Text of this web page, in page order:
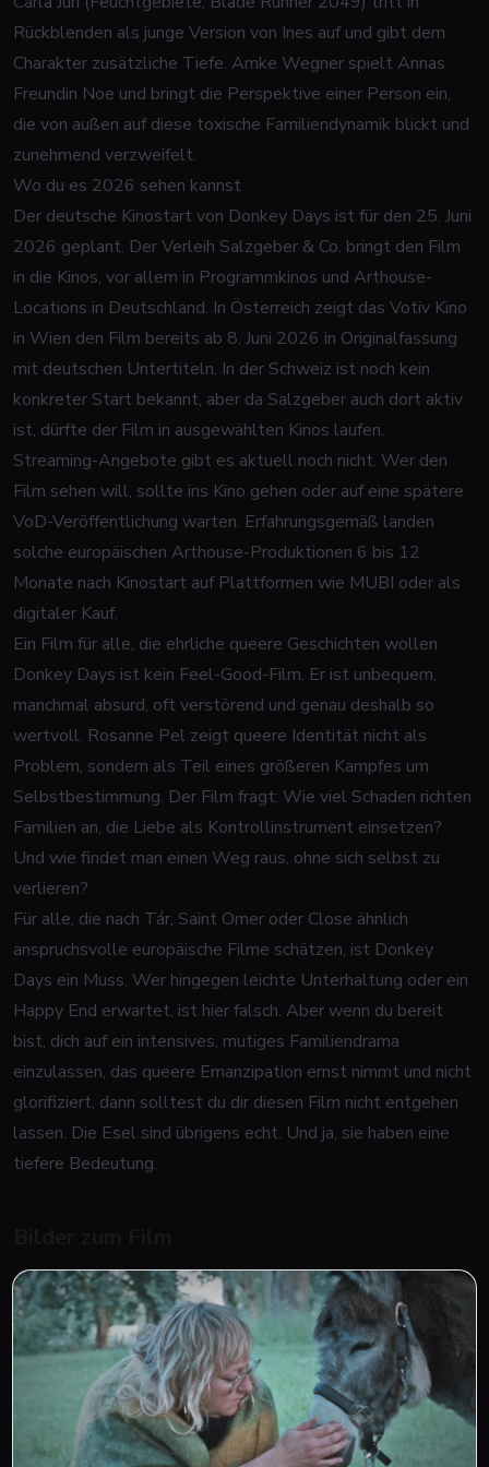
Rückblenden als junge Version von Ines auf und gibt dem
Charakter zusätzliche Tiefe. Amke Wegner spielt Annas
Freundin Noe und bringt die Perspektive einer Person ein,
die von außen auf diese toxische Familiendynamik blickt und
zunehmend verzweifelt.
Wo du es 2026 sehen kannst
Der deutsche Kinostart von Donkey Days ist für den 25. Juni
2026 geplant. Der Verleih Salzgeber & Co. bringt den Film
in die Kinos, vor allem in Programmkinos und Arthouse-
Locations in Deutschland. In Österreich zeigt das Votiv Kino
in Wien den Film bereits ab 8. Juni 2026 in Originalfassung
mit deutschen Untertiteln. In der Schweiz ist noch kein
konkreter Start bekannt, aber da Salzgeber auch dort aktiv
ist, dürfte der Film in ausgewählten Kinos laufen.
Streaming-Angebote gibt es aktuell noch nicht. Wer den
Film sehen will, sollte ins Kino gehen oder auf eine spätere
VoD-Veröffentlichung warten. Erfahrungsgemäß landen
solche europäischen Arthouse-Produktionen 6 bis 12
Monate nach Kinostart auf Plattformen wie MUBI oder als
digitaler Kauf.
Ein Film für alle, die ehrliche queere Geschichten wollen
Donkey Days ist kein Feel-Good-Film. Er ist unbequem,
manchmal absurd, oft verstörend und genau deshalb so
wertvoll. Rosanne Pel zeigt queere Identität nicht als
Problem, sondern als Teil eines größeren Kampfes um
Selbstbestimmung. Der Film fragt: Wie viel Schaden richten
Familien an, die Liebe als Kontrollinstrument einsetzen?
Und wie findet man einen Weg raus, ohne sich selbst zu
verlieren?
Für alle, die nach Tár, Saint Omer oder Close ähnlich
anspruchsvolle europäische Filme schätzen, ist Donkey
Days ein Muss. Wer hingegen leichte Unterhaltung oder ein
Happy End erwartet, ist hier falsch. Aber wenn du bereit
bist, dich auf ein intensives, mutiges Familiendrama
einzulassen, das queere Emanzipation ernst nimmt und nicht
glorifiziert, dann solltest du dir diesen Film nicht entgehen
lassen. Die Esel sind übrigens echt. Und ja, sie haben eine
tiefere Bedeutung.